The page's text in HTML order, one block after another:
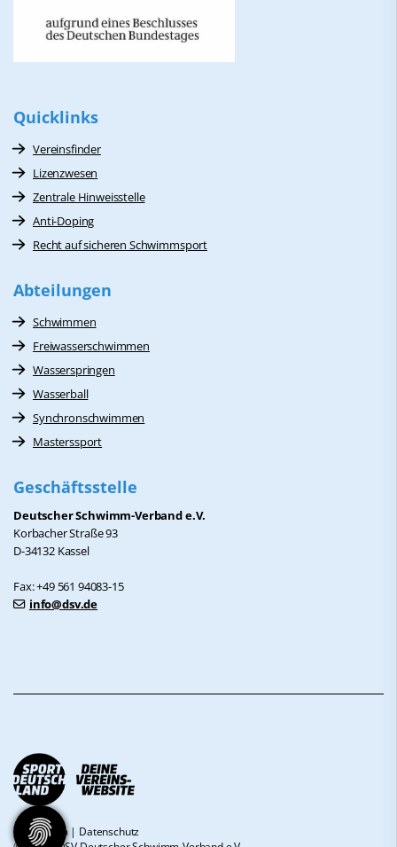
Quicklinks
Vereinsfinder
Lizenzwesen
Zentrale Hinweisstelle
Anti-Doping
Recht auf sicheren Schwimmsport
Abteilungen
Schwimmen
Freiwasserschwimmen
Wasserspringen
Wasserball
Synchronschwimmen
Masterssport
Geschäftsstelle
Deutscher Schwimm-Verband e.V.
Korbacher Straße 93
D-34132 Kassel
Fax: +49 561 94083-15
info@dsv.de
Impressum| Datenschutz